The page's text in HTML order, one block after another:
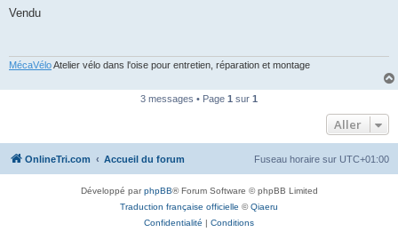
s
n
Vendu
MécaVéloAtelier vélo dans l'oise pour entretien, réparation et montage
3 messages • Page 1 sur 1
Aller
OnlineTri.com Accueil du forum Fuseau horaire sur UTC+01:00
Développé parphpBB® Forum Software © phpBB Limited
Traduction française officielle ©Qiaeru
Confidentialité | Conditions